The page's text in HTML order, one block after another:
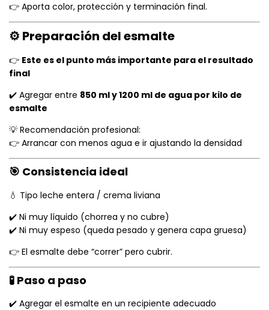
👉 Aporta color, protección y terminación final.
⚙️ Preparación del esmalte
👉 Este es el punto más importante para el resultado
final
✔️ Agregar entre 850 ml y 1200 ml de agua por kilo de
esmalte
💡 Recomendación profesional:
👉 Arrancar con menos agua e ir ajustando la densidad
🎯 Consistencia ideal
💧 Tipo leche entera / crema liviana
✔️ Ni muy líquido (chorrea y no cubre)
✔️ Ni muy espeso (queda pesado y genera capa gruesa)
👉 El esmalte debe “correr” pero cubrir.
🧪 Paso a paso
✔️ Agregar el esmalte en un recipiente adecuado